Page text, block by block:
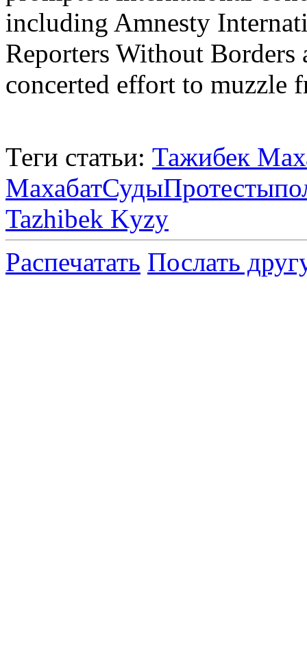
including Amnesty
Reporters Without
concerted effort to muzzle
Теги статьи: Тажибек
МахабатСудыПротесты
Tazhibek Kyzy
Распечатать Послать